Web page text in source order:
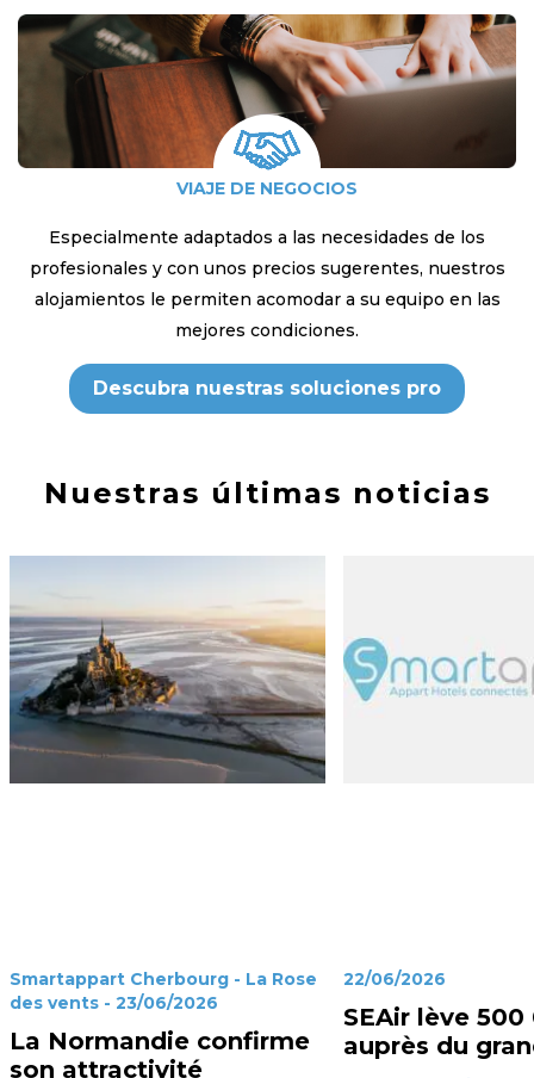
VIAJE DE NEGOCIOS
Especialmente adaptados a las necesidades de los
profesionales y con unos precios sugerentes, nuestros
alojamientos le permiten acomodar a su equipo en las
mejores condiciones.
Descubra nuestras soluciones pro
Nuestras últimas noticias
Smartappart Cherbourg - La Rose
des vents - 23/06/2026
La Normandie confirme
son attractivité
22/06/2026
SEAir lève
auprès du